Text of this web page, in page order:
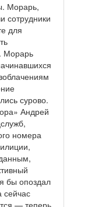
Морарь,
сотрудники
для
Морарь
сурово.
Андрей
номера
бы опоздал
сейчас
— теперь